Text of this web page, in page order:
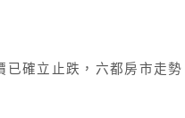
已確立止跌，六都房市走勢